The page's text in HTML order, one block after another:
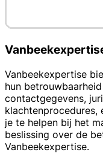
Vanbeekexpertise
hun
contactgegevens,
klachtenprocedures,
je te helpen bij het
beslissing over de
Vanbeekexpertise.